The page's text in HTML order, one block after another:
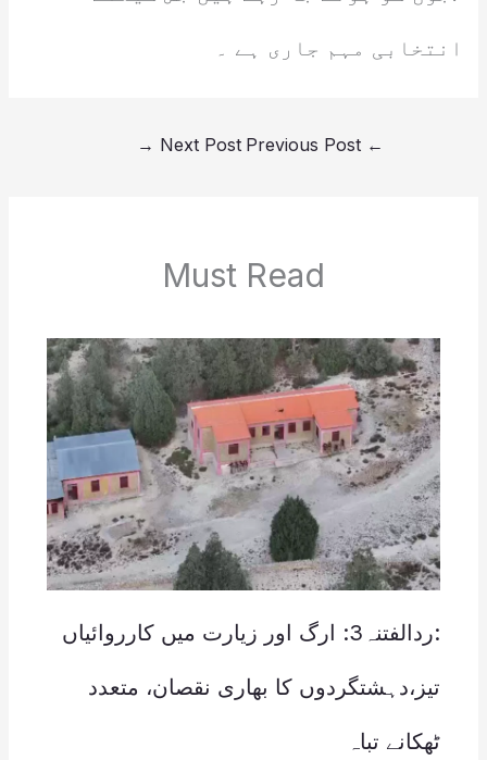
انتخابی مہم جاری ہے ۔
←
Next Post
→
Must Read
:ردالفتنہ3: ارگ اور زیارت میں کارروائیاں
تیز،دہشتگردوں کا بھاری نقصان، متعدد
ٹھکانے تباہ